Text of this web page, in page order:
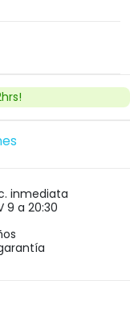
inmediata
9 a 20:30